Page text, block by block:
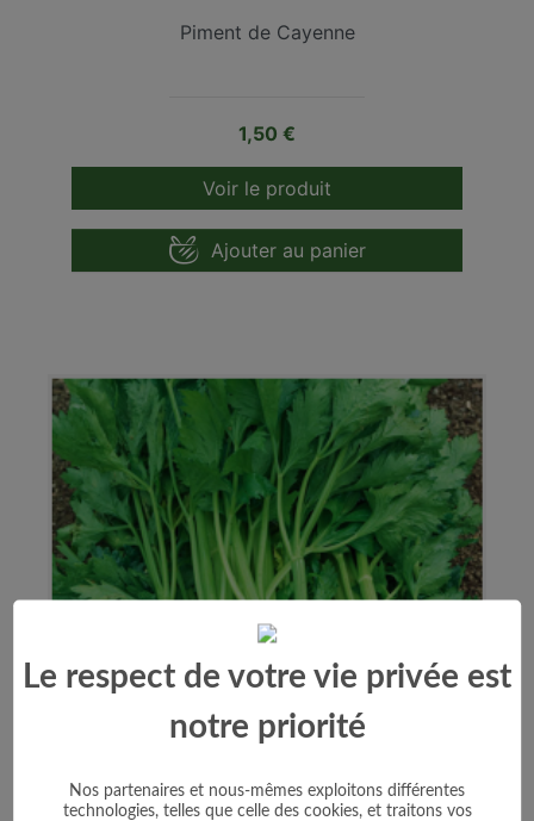
Piment de Cayenne
Prix
1,50 €
Voir le produit
Ajouter au panier
Le respect de votre vie privée est
notre priorité
Nos partenaires et nous-mêmes exploitons différentes
technologies, telles que celle des cookies, et traitons vos